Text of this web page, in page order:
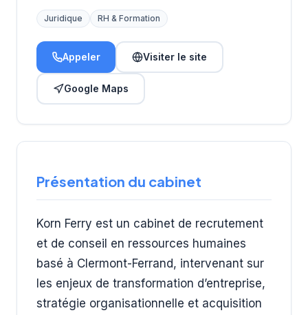
Juridique RH & Formation
Appeler Visiter le site
Google Maps
Présentation du cabinet
Korn Ferry est un cabinet de recrutement
et de conseil en ressources humaines
basé à Clermont-Ferrand, intervenant sur
les enjeux de transformation d’entreprise,
stratégie organisationnelle et acquisition